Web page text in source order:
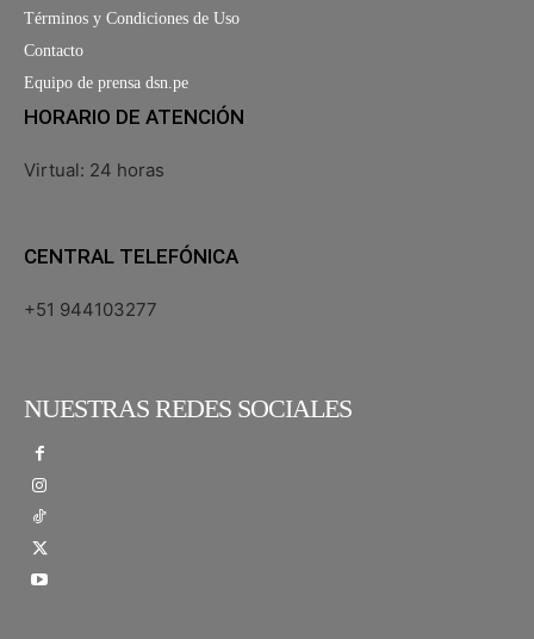
Términos y Condiciones de Uso
Contacto
Equipo de prensa dsn.pe
HORARIO DE ATENCIÓN
Virtual: 24 horas
CENTRAL TELEFÓNICA
+51 944103277
NUESTRAS REDES SOCIALES